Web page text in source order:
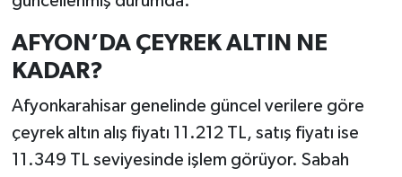
AFYON’DA ÇEYREK ALTIN NE
KADAR?
Afyonkarahisar genelinde güncel verilere göre
çeyrek altın alış fiyatı 11.212 TL, satış fiyatı ise
11.349 TL seviyesinde işlem görüyor. Sabah